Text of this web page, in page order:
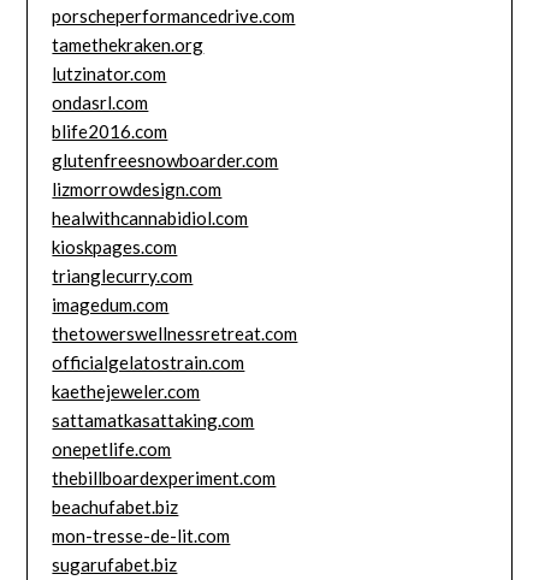
porscheperformancedrive.com
tamethekraken.org
lutzinator.com
ondasrl.com
blife2016.com
glutenfreesnowboarder.com
lizmorrowdesign.com
healwithcannabidiol.com
kioskpages.com
trianglecurry.com
imagedum.com
thetowerswellnessretreat.com
officialgelatostrain.com
kaethejeweler.com
sattamatkasattaking.com
onepetlife.com
thebillboardexperiment.com
beachufabet.biz
mon-tresse-de-lit.com
sugarufabet.biz